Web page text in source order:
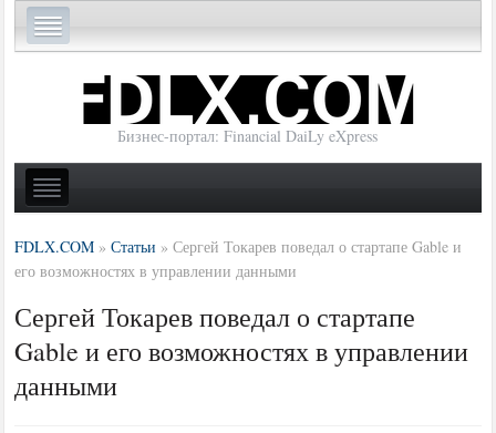
Бизнес-портал: Financial DaiLy eXpress
FDLX.COM »Статьи »Сергей Токарев поведал о стартапе Gable и
его возможностях в управлении данными
Сергей Токарев поведал о стартапе
Gable и его возможностях в управлении
данными